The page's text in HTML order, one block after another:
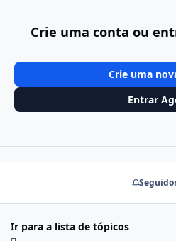
Crie uma conta ou
Crie uma
Entrar
Ir para a lista de tópicos